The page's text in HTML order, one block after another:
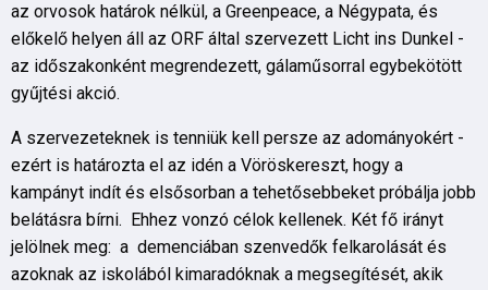
az orvosok határok nélkül, a Greenpeace, a Négypata, és
előkelő helyen áll az ORF által szervezett Licht ins Dunkel -
az időszakonként megrendezett, gálaműsorral egybekötött
gyűjtési akció.
A szervezeteknek is tenniük kell persze az adományokért -
ezért is határozta el az idén a Vöröskereszt, hogy a
kampányt indít és elsősorban a tehetősebbeket próbálja jobb
belátásra bírni. Ehhez vonzó célok kellenek. Két fő irányt
jelölnek meg: a demenciában szenvedők felkarolását és
azoknak az iskolából kimaradóknak a megsegítését, akik